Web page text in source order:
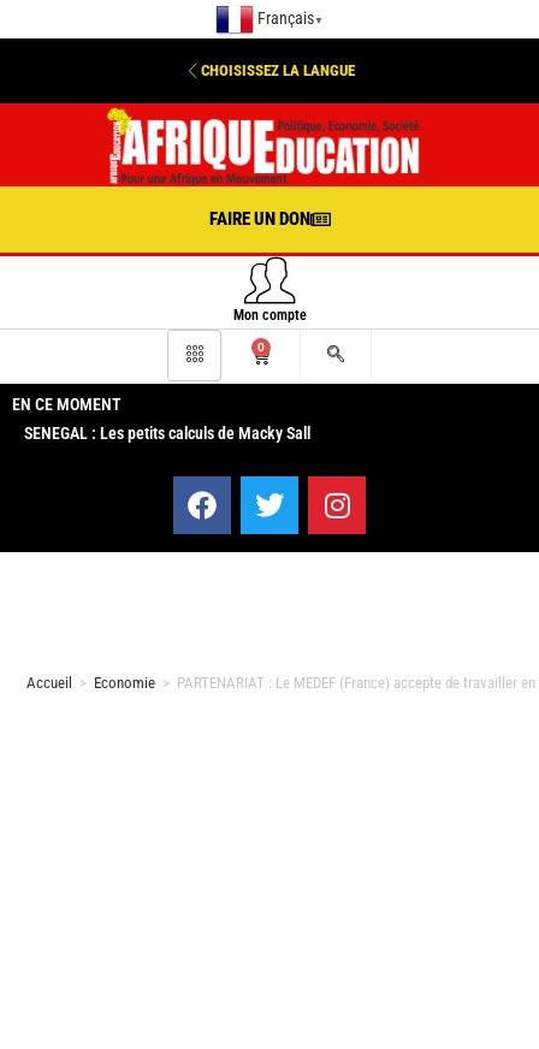
Français ▼
CHOISISSEZ LA LANGUE
FAIRE UN DON
Mon compte
0
EN CE MOMENT
SENEGAL : Les petits calculs de Macky Sall
Accueil > Economie > PARTENARIAT : Le MEDEF (France) accepte de travailler